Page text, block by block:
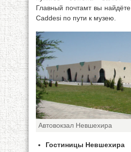
Главный почтамт вы
Caddesi по пути к музею.
Автовокзал Невшехира
Гостиницы Невшехира